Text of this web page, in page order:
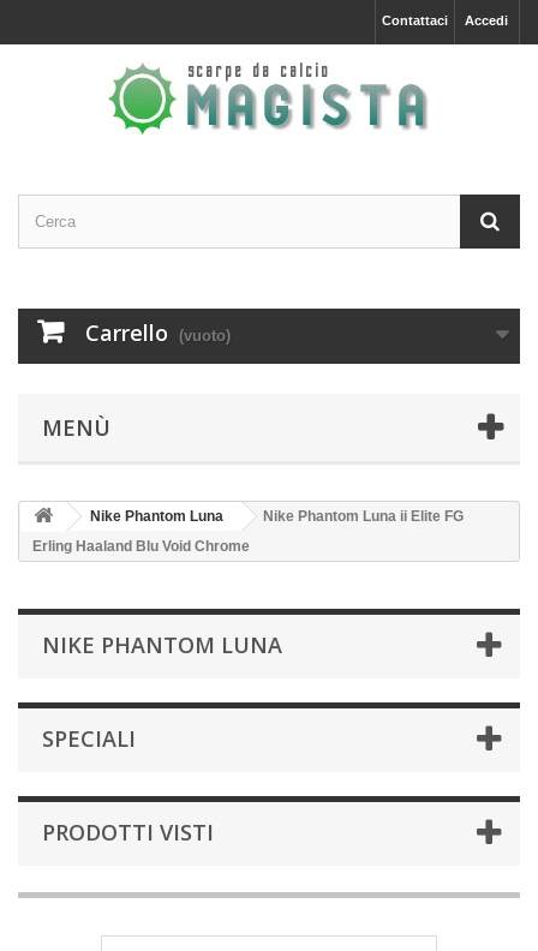
Accedi
Contattaci
Carrello (vuoto)
MENÙ
Nike Phantom Luna
Nike Phantom Luna ii Elite FG
Erling Haaland Blu Void Chrome
NIKE PHANTOM LUNA
SPECIALI
PRODOTTI VISTI